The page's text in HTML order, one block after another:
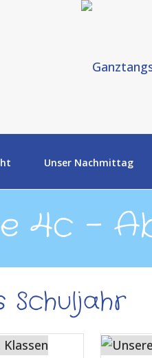
Unser Nachmittag
4c –
Schuljahr